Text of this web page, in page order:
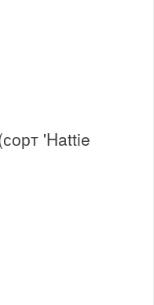
'Hattie